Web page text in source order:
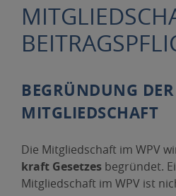
BEGRÜNDUNG DER
MITGLIEDSCHAFT
Die Mitgliedschaft im WPV
kraft Gesetzes begründet.
Mitgliedschaft im WPV ist